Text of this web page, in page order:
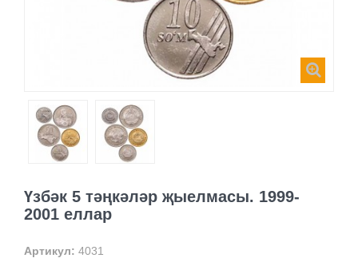
Үзбәк 5 тәңкәләр җыелмасы. 1999-
2001 еллар
Артикул: 4031